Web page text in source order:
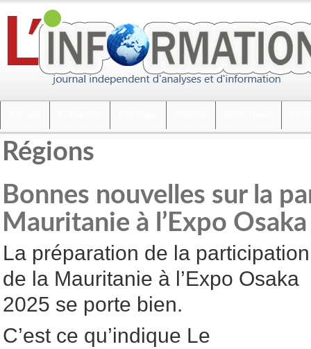
Régions
Bonnes nouvelles sur la
Mauritanie à l’Expo
La préparation de la participation
de la Mauritanie à l’Expo Osaka
2025 se porte bien.
C’est ce qu’indique Le